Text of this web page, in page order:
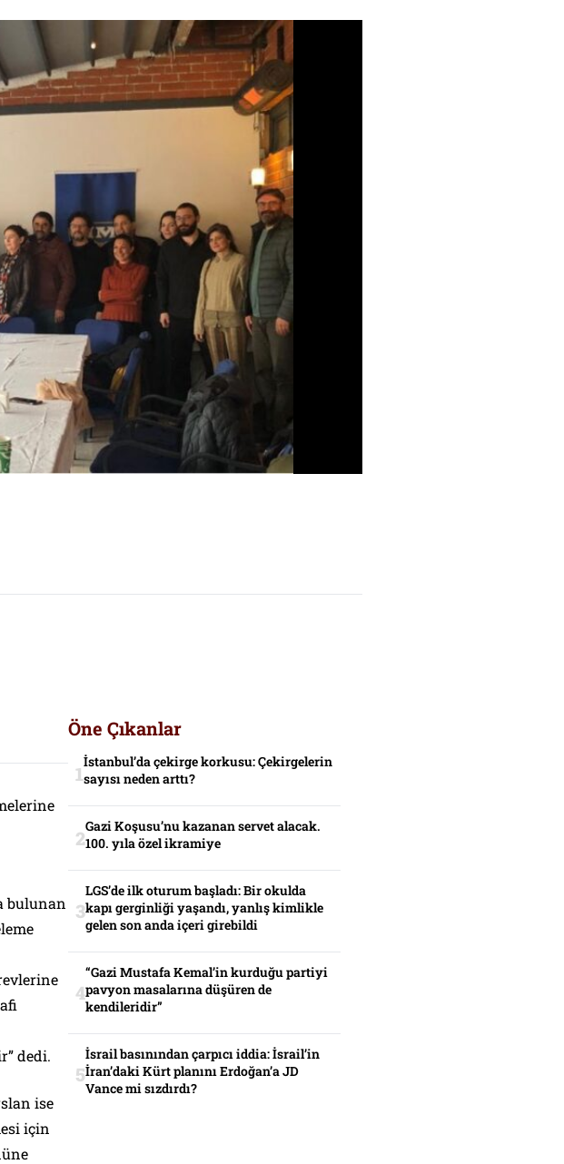
bulunan
dedi.
ise
için
Öne Çıkanlar
İstanbul’da çekirge korkusu: Çekirgelerin
sayısı neden arttı?
Gazi Koşusu’nu kazanan servet alacak.
100. yıla özel ikramiye
LGS’de ilk oturum başladı: Bir okulda
kapı gerginliği yaşandı, yanlış kimlikle
gelen son anda içeri girebildi
“Gazi Mustafa Kemal’in kurduğu partiyi
pavyon masalarına düşüren de
kendileridir”
İsrail basınından çarpıcı iddia: İsrail’in
İran’daki Kürt planını Erdoğan’a JD
Vance mi sızdırdı?